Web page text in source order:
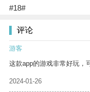
#18#
评论
游客
这款app的游戏非常好玩，
2024-01-26